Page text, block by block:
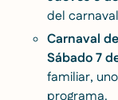
del
Carnaval
Sábado 7
familiar,